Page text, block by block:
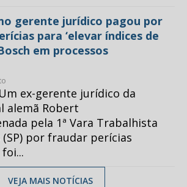
gerente jurídico pagou por
para ‘elevar índices de
em processos
ex-gerente jurídico da
alemã Robert
pela 1ª Vara Trabalhista
(SP) por fraudar perícias
VEJA MAIS NOTÍCIAS